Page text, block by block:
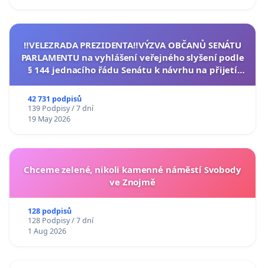
‼️VELEZRADA PREZIDENTA‼️VÝZVA OBČANŮ SENÁTU
PARLAMENTU na vyhlášení veřejného slyšení podle
§ 144 jednacího řádu Senátu k návrhu na přijetí
42 731 podpisů
139 Podpisy / 7 dní
19 May 2026
Chceme zelené, nikoli kamenné náměstí Svobody
ve Znojmě
128 podpisů
128 Podpisy / 7 dní
1 Aug 2026